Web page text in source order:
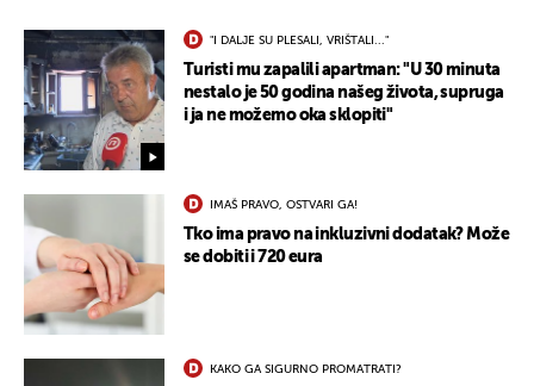
"I DALJE SU PLESALI, VRIŠTALI..."
Turisti mu zapalili apartman: "U 30 minuta
nestalo je 50 godina našeg života, supruga
i ja ne možemo oka sklopiti"
IMAŠ PRAVO, OSTVARI GA!
Tko ima pravo na inkluzivni dodatak? Može
se dobiti i 720 eura
KAKO GA SIGURNO PROMATRATI?